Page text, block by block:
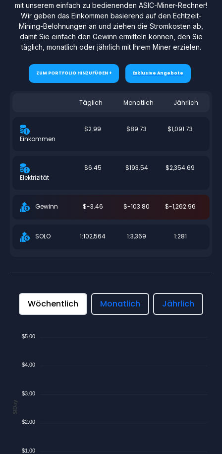
mit unserem einfach zu bedienenden ASIC-Miner-Rechner!
Wir geben das Einkommen basierend auf den Echtzeit-
Mining-Belohnungen an und ziehen die Stromkosten ab,
damit Sie einfach den Gewinn ermitteln können, den Sie
täglich, monatlich oder jährlich mit Ihrem Miner erzielen.
ZUM PORTFOLIO HINZUFÜGEN + Exklusive Angebote
Täglich Monatlich Jährlich
Einkommen
$2.99 $89.73 $1,091.73
Elektrizität
$6.45 $193.54 $2,354.69
Gewinn $-3.46 $-103.80 $-1,262.96
SOLO 1:102,564 1:3,369 1:281
Wöchentlich Monatlich Jährlich
$5.00
$4.00
$3.00
$2.00
$1.00
$/Day